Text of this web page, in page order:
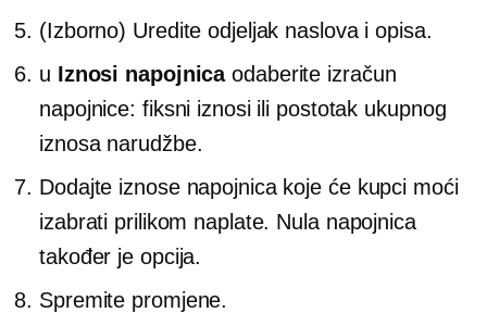
(Izborno) Uredite odjeljak naslova i opisa.
u Iznosi napojnicaodaberite izračun
napojnice: fiksni iznosi ili postotak ukupnog
iznosa narudžbe.
Dodajte iznose napojnica koje će kupci moći
izabrati prilikom naplate. Nula napojnica
također je opcija.
Spremite promjene.